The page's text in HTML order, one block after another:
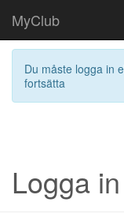
MyClub
Du måste logga in
fortsätta
Logga in